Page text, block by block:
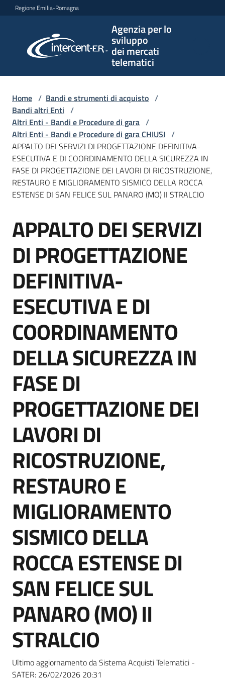
Vai al contenuto
Vai alla navigazione
Vai al footer
Regione Emilia-Romagna
Agenzia per lo
sviluppo
dei mercati
telematici
per lo
sviluppo
telematici
L'Agenzia
Bandi
e
di
acquisto
Supporto
Piattaforme
telematiche
English
site
Seguici
su
Home / Bandi e strumenti di acquisto /
Bandi altri Enti /
Altri Enti - Bandi e Procedure di gara /
Altri Enti - Bandi e Procedure di gara CHIUSI /
APPALTO DEI SERVIZI DI PROGETTAZIONE DEFINITIVA-
ESECUTIVA E DI COORDINAMENTO DELLA SICUREZZA IN
FASE DI PROGETTAZIONE DEI LAVORI DI RICOSTRUZIONE,
RESTAURO E MIGLIORAMENTO SISMICO DELLA ROCCA
ESTENSE DI SAN FELICE SUL PANARO (MO) II STRALCIO
Salta al contenuto
APPALTO DEI SERVIZI
DI PROGETTAZIONE
DEFINITIVA-
ESECUTIVA E DI
COORDINAMENTO
DELLA SICUREZZA IN
FASE DI
PROGETTAZIONE DEI
LAVORI DI
RICOSTRUZIONE,
RESTAURO E
MIGLIORAMENTO
SISMICO DELLA
ROCCA ESTENSE DI
SAN FELICE SUL
PANARO (MO) II
STRALCIO
Ultimo aggiornamento da Sistema Acquisti Telematici -
SATER: 26/02/2026 20:31